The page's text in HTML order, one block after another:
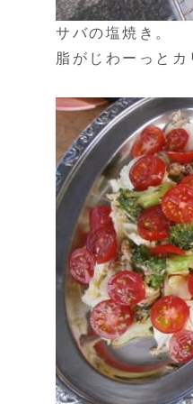
サバの塩焼き。
脂がじわーっと